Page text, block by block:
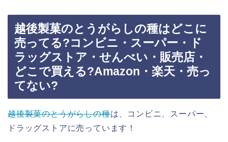
越後製菓のとうがらしの種はどこに
売ってる?コンビニ・スーパー・ド
ラッグストア・せんべい・販売店・
どこで買える?Amazon・楽天・売っ
てない?
越後製菓のとうがらしの種は、コンビニ、スーパー、
ドラッグストアに売っています！